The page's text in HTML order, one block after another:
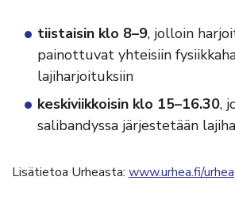
tiistaisin klo 8–9, jolloin
painottuvat yhteisiin
lajiharjoituksiin
keskiviikkoisin klo 15–16.30,
salibandyssa järjestetään
Lisätietoa Urheasta: www.urhea.fi/urhea